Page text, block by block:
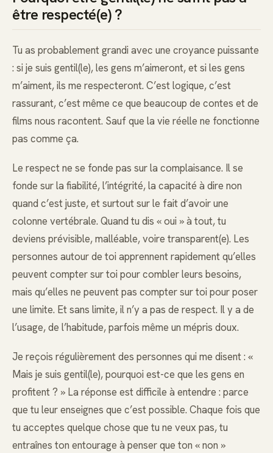
être respecté(e) ?
Tu as probablement grandi avec une croyance puissante
: si je suis gentil(le), les gens m’aimeront, et si les gens
m’aiment, ils me respecteront. C’est logique, c’est
rassurant, c’est même ce que beaucoup de contes et de
films nous racontent. Sauf que la vie réelle ne fonctionne
pas comme ça.
Le respect ne se fonde pas sur la complaisance. Il se
fonde sur la fiabilité, l’intégrité, la capacité à dire non
quand c’est juste, et surtout sur le fait d’avoir une
colonne vertébrale. Quand tu dis « oui » à tout, tu
deviens prévisible, malléable, voire transparent(e). Les
personnes autour de toi apprennent rapidement qu’elles
peuvent compter sur toi pour combler leurs besoins,
mais qu’elles ne peuvent pas compter sur toi pour poser
une limite. Et sans limite, il n’y a pas de respect. Il y a de
l’usage, de l’habitude, parfois même un mépris doux.
Je reçois régulièrement des personnes qui me disent : «
Mais je suis gentil(le), pourquoi est-ce que les gens en
profitent ? » La réponse est difficile à entendre : parce
que tu leur enseignes que c’est possible. Chaque fois que
tu acceptes quelque chose que tu ne veux pas, tu
entraînes ton entourage à penser que ton « non »